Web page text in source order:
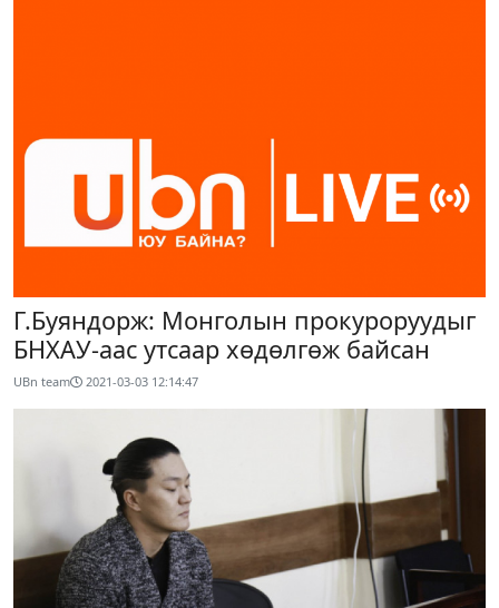
Г.Буяндорж: Монголын прокуроруудыг
БНХАУ-аас утсаар хөдөлгөж байсан
UBn team 2021-03-03 12:14:47